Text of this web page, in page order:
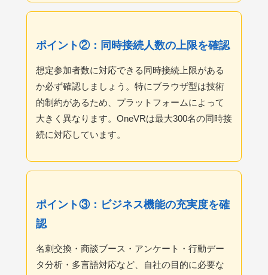
ポイント②：同時接続人数の上限を確認
想定参加者数に対応できる同時接続上限がある
か必ず確認しましょう。特にブラウザ型は技術
的制約があるため、プラットフォームによって
大きく異なります。OneVRは最大300名の同時接
続に対応しています。
ポイント③：ビジネス機能の充実度を確
認
名刺交換・商談ブース・アンケート・行動デー
タ分析・多言語対応など、自社の目的に必要な